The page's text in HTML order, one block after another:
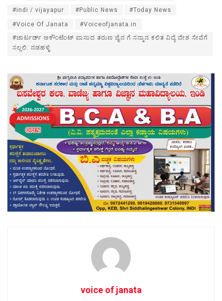
#indi / vijayapur #Public News #Today News
#Voice Of Janata
#Voiceofjanata.in
#ಚಾರ್ಟರ್ಡ್ ಅಕೌಂಟೆಂಟ್ ಪಾಸಾದ ತರುಣ ಜೈನ ಗೆ ಸನ್ಮಾನ ಕಲಿತ ವಿದ್ಯೆ ದೇಶ ಸೇವೆಗೆ
ಸಲ್ಲಲಿ: ನಡಹಳ್ಳಿ
voice of janata